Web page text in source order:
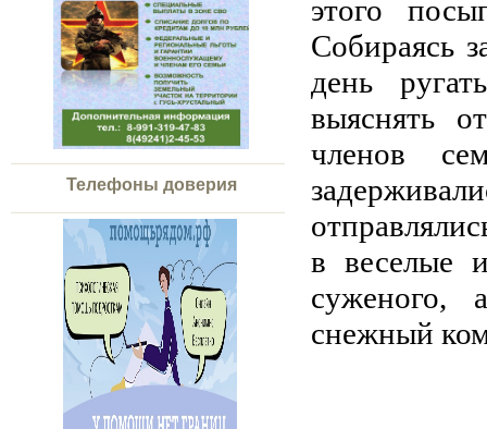
Телефоны доверия
этого
Собираясь
день
выяснять
членов
в веселые
суженого,
снежный